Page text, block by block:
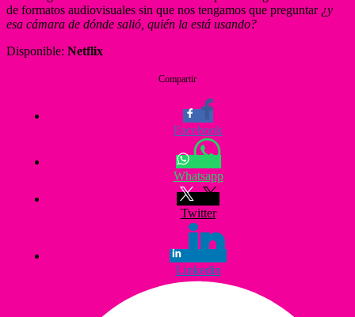
de formatos audiovisuales sin que nos tengamos que preguntar ¿y
esa cámara de dónde salió, quién la está usando?
Disponible: Netflix
Compartir
Facebook
Whatsapp
Twitter
Linkedin